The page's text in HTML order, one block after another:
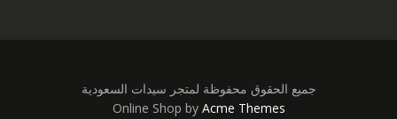
جميع الحقوق محفوظة لمتجر سيدات السعودية
Online Shop by Acme Themes